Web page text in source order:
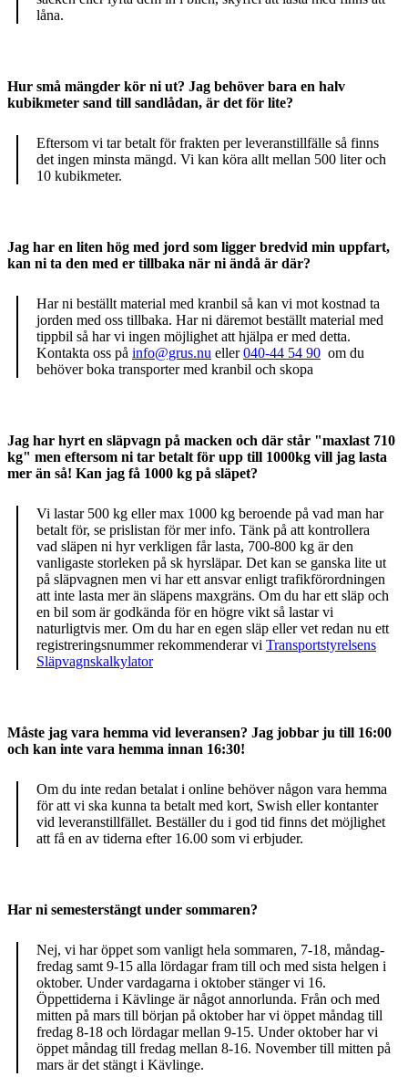
låna.
Hur små mängder kör ni ut? Jag behöver bara en halv
kubikmeter sand till sandlådan, är det för lite?
Eftersom vi tar betalt för frakten per leveranstillfälle så finns
det ingen minsta mängd. Vi kan köra allt mellan 500 liter och
10 kubikmeter.
Jag har en liten hög med jord som ligger bredvid min uppfart,
kan ni ta den med er tillbaka när ni ändå är där?
Har ni beställt material med kranbil så kan vi mot kostnad ta
jorden med oss tillbaka. Har ni däremot beställt material med
tippbil så har vi ingen möjlighet att hjälpa er med detta.
Kontakta oss på info@grus.nu eller040-44 54 90 om du
behöver boka transporter med kranbil och skopa
Jag har hyrt en släpvagn på macken och där står "maxlast 710
kg" men eftersom ni tar betalt för upp till 1000kg vill jag lasta
mer än så! Kan jag få 1000 kg på släpet?
Vi lastar 500 kg eller max 1000 kg beroende på vad man har
betalt för, se prislistan för mer info. Tänk på att kontrollera
vad släpen ni hyr verkligen får lasta, 700-800 kg är den
vanligaste storleken på sk hyrsläpar. Det kan se ganska lite ut
på släpvagnen men vi har ett ansvar enligt trafikförordningen
att inte lasta mer än släpens maxgräns. Om du har ett släp och
en bil som är godkända för en högre vikt så lastar vi
naturligtvis mer. Om du har en egen släp eller vet redan nu ett
registreringsnummer rekommenderar vi Transportstyrelsens
Släpvagnskalkylator
Måste jag vara hemma vid leveransen? Jag jobbar ju till 16:00
och kan inte vara hemma innan 16:30!
Om du inte redan betalat i online behöver någon vara hemma
för att vi ska kunna ta betalt med kort, Swish eller kontanter
vid leveranstillfället. Beställer du i god tid finns det möjlighet
att få en av tiderna efter 16.00 som vi erbjuder.
Har ni semesterstängt under sommaren?
Nej, vi har öppet som vanligt hela sommaren, 7-18, måndag-
fredag samt 9-15 alla lördagar fram till och med sista helgen i
oktober. Under vardagarna i oktober stänger vi 16.
Öppettiderna i Kävlinge är något annorlunda. Från och med
mitten på mars till början på oktober har vi öppet måndag till
fredag 8-18 och lördagar mellan 9-15. Under oktober har vi
öppet måndag till fredag mellan 8-16. November till mitten på
mars är det stängt i Kävlinge.